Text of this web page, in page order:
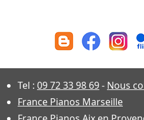
Tel : 09 72 33 98 69- Nous
France Pianos Marseille